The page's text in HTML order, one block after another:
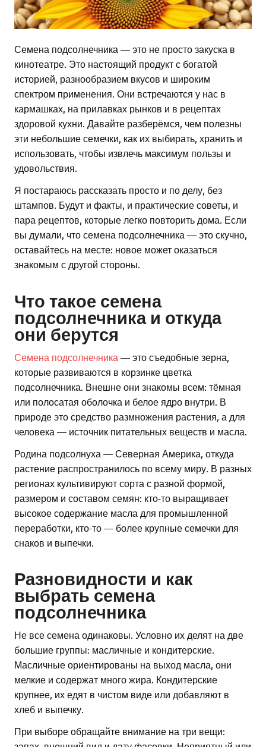
Семена подсолнечника — это не просто закуска в
кинотеатре. Это настоящий продукт с богатой
историей, разнообразием вкусов и широким
спектром применения. Они встречаются у нас в
кармашках, на прилавках рынков и в рецептах
здоровой кухни. Давайте разберёмся, чем полезны
эти небольшие семечки, как их выбирать, хранить и
использовать, чтобы извлечь максимум пользы и
удовольствия.
Я постараюсь рассказать просто и по делу, без
штампов. Будут и факты, и практические советы, и
пара рецептов, которые легко повторить дома. Если
вы думали, что семена подсолнечника — это скучно,
оставайтесь на месте: новое может оказаться
знакомым с другой стороны.
Что такое семена
подсолнечника и откуда
они берутся
Семена подсолнечника — это съедобные зерна,
которые развиваются в корзинке цветка
подсолнечника. Внешне они знакомы всем: тёмная
или полосатая оболочка и белое ядро внутри. В
природе это средство размножения растения, а для
человека — источник питательных веществ и масла.
Родина подсолнуха — Северная Америка, откуда
растение распространилось по всему миру. В разных
регионах культивируют сорта с разной формой,
размером и составом семян: кто-то выращивает
высокое содержание масла для промышленной
переработки, кто-то — более крупные семечки для
снаков и выпечки.
Разновидности и как
выбрать семена
подсолнечника
Не все семена одинаковы. Условно их делят на две
большие группы: масличные и кондитерские.
Масличные ориентированы на выход масла, они
мелкие и содержат много жира. Кондитерские
крупнее, их едят в чистом виде или добавляют в
хлеб и выпечку.
При выборе обращайте внимание на три вещи: